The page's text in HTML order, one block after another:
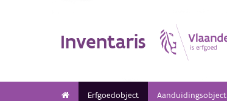
Inventaris
Erfgoedobject Aanduidingsobject